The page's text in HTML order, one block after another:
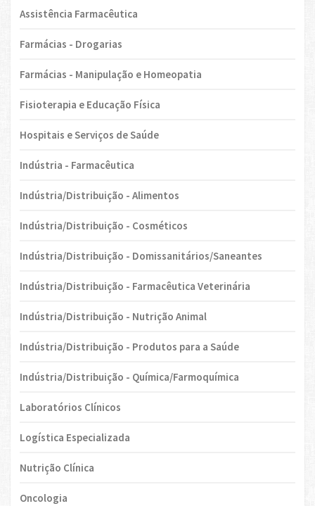
Assistência Farmacêutica
Farmácias - Drogarias
Farmácias - Manipulação e Homeopatia
Fisioterapia e Educação Física
Hospitais e Serviços de Saúde
Indústria - Farmacêutica
Indústria/Distribuição - Alimentos
Indústria/Distribuição - Cosméticos
Indústria/Distribuição - Domissanitários/Saneantes
Indústria/Distribuição - Farmacêutica Veterinária
Indústria/Distribuição - Nutrição Animal
Indústria/Distribuição - Produtos para a Saúde
Indústria/Distribuição - Química/Farmoquímica
Laboratórios Clínicos
Logística Especializada
Nutrição Clínica
Oncologia